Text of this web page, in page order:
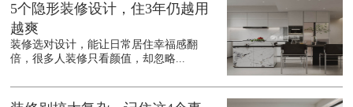
5个隐形装修设计，住3年仍越用
越爽
装修选对设计，能让日常居住幸福感翻
倍，很多人装修只看颜值，却忽略...